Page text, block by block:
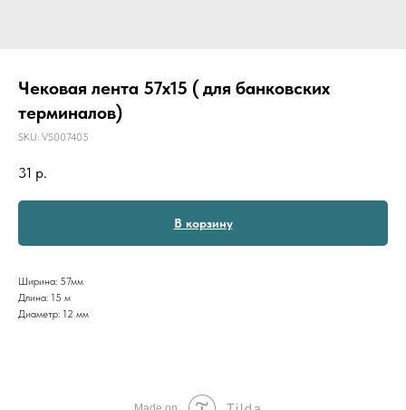
Чековая лента 57х15 ( для банковских
терминалов)
SKU: VS007405
31 р.
В корзину
Ширина: 57мм
Длина: 15 м
Диаметр: 12 мм